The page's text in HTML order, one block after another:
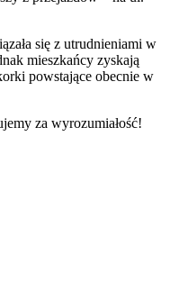
się z utrudnieniami w
mieszkańcy zyskają
powstające obecnie w
za wyrozumiałość!